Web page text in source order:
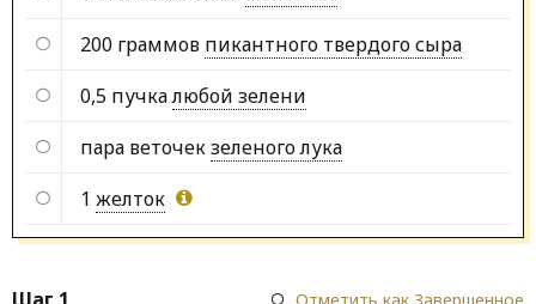
200 граммов пикантного твердого сыра
0,5 пучкалюбой зелени
пара веточекзеленого лука
1 желток
Отметить как Завершенное